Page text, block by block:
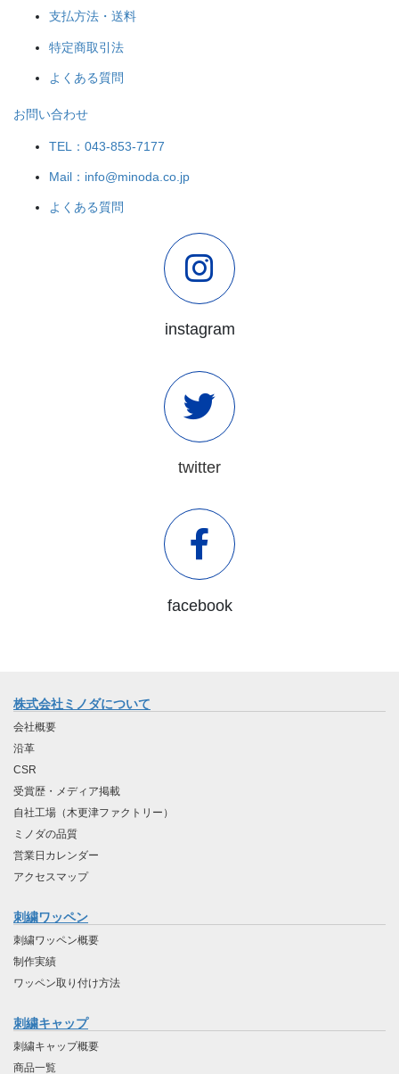
支払方法・送料
特定商取引法
よくある質問
お問い合わせ
TEL：043-853-7177
Mail：info@minoda.co.jp
よくある質問
instagram
twitter
facebook
株式会社ミノダについて
会社概要
沿革
CSR
受賞歴・メディア掲載
自社工場（木更津ファクトリー）
ミノダの品質
営業日カレンダー
アクセスマップ
刺繍ワッペン
刺繍ワッペン概要
制作実績
ワッペン取り付け方法
刺繍キャップ
刺繍キャップ概要
商品一覧